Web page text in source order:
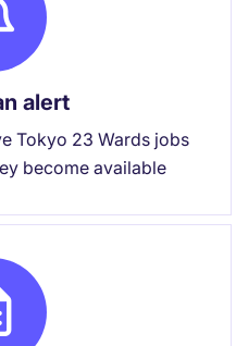
alert
Tokyo 23 Wards jobs
become available